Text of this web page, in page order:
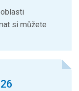
si můžete